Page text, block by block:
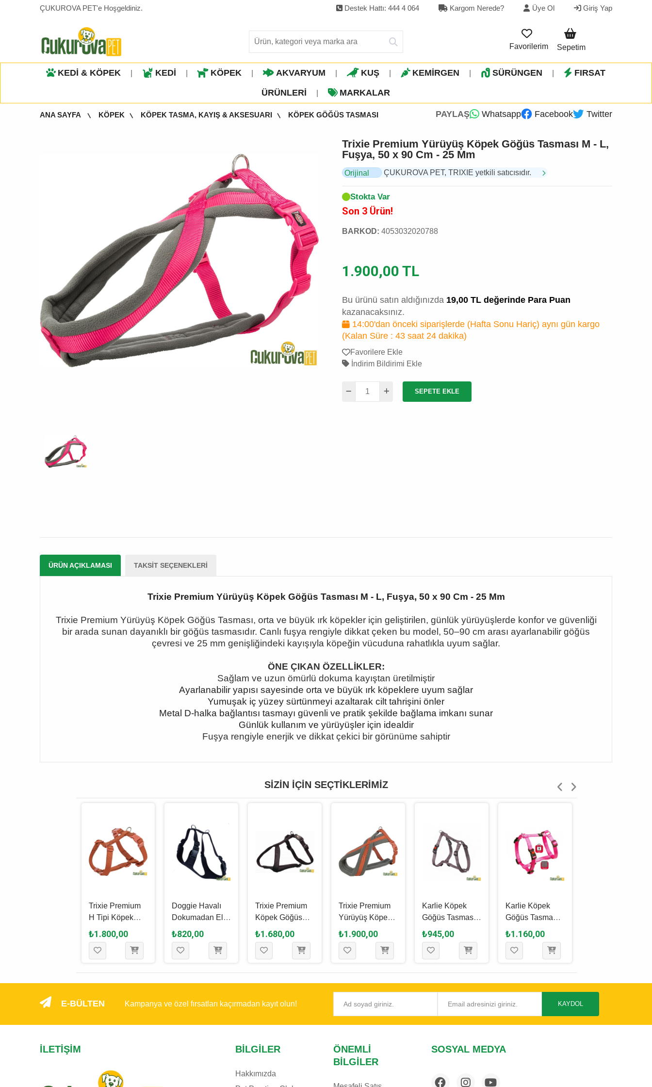
ÇUKUROVA PET'e Hoşgeldiniz. Destek Hattı: 444 4 064 Kargom Nerede? Üye Ol Giriş Yap
Favorilerim Sepetim
KEDİ & KÖPEK KEDİ KÖPEK AKVARYUM KUŞ KEMİRGEN SÜRÜNGEN FIRSAT
ÜRÜNLERI MARKALAR
ANA SAYFA KÖPEK KÖPEK TASMA, KAYIŞ & AKSESUARI KÖPEK GÖĞÜS TASMASI PAYLAŞ Whatsapp Facebook Twitter
Trixie Premium Yürüyüş Köpek Göğüs Tasması M - L,
Fuşya, 50 x 90 Cm - 25 Mm
Orijinal
ÇUKUROVA PET, TRIXIE yetkili satıcısıdır.
Stokta Var
Son 3 Ürün!
BARKOD: 4053032020788
1.900,00 TL
Bu ürünü satın aldığınızda 19,00 TL değerinde Para Puan
kazanacaksınız.
14:00'dan önceki siparişlerde (Hafta Sonu Hariç) aynı gün kargo
(Kalan Süre : 43 saat 24 dakika)
Favorilere Ekle
İndirim Bildirimi Ekle
SEPETE EKLE
ÜRÜN AÇIKLAMASI TAKSIT SEÇENEKLERI
Trixie Premium Yürüyüş Köpek Göğüs Tasması M - L, Fuşya, 50 x 90 Cm - 25 Mm
Trixie Premium Yürüyüş Köpek Göğüs Tasması, orta ve büyük ırk köpekler için geliştirilen, günlük yürüyüşlerde konfor ve güvenliği
bir arada sunan dayanıklı bir göğüs tasmasıdır. Canlı fuşya rengiyle dikkat çeken bu model, 50–90 cm arası ayarlanabilir göğüs
çevresi ve 25 mm genişliğindeki kayışıyla köpeğin vücuduna rahatlıkla uyum sağlar.
ÖNE ÇIKAN ÖZELLİKLER:
Sağlam ve uzun ömürlü dokuma kayıştan üretilmiştir
Ayarlanabilir yapısı sayesinde orta ve büyük ırk köpeklere uyum sağlar
Yumuşak iç yüzey sürtünmeyi azaltarak cilt tahrişini önler
Metal D-halka bağlantısı tasmayı güvenli ve pratik şekilde bağlama imkanı sunar
Günlük kullanım ve yürüyüşler için idealdir
Fuşya rengiyle enerjik ve dikkat çekici bir görünüme sahiptir
SIZIN İÇIN SEÇTIKLERIMIZ
Trixie Premium
H Tipi Köpek
Göğüs Tasması
L - XL, Pas
Rengi, 75 x 120
₺1.800,00
Doggie Havalı
Dokumadan El
Yapımı Köpek
Göğüs Tasması
Xl - 2.5 x 65 - 75
₺820,00
Trixie Premium
Köpek Göğüs
Tasması 55 - 70
Cm - 20 Mm - M
Si̇yah
₺1.680,00
Trixie Premium
Yürüyüş Köpek
Göğüs Tasması
M, Pas Rengi, 45
x 80 Cm - 25 Mm
₺1.900,00
Karlie Köpek
Göğüs Tasması
Gri M - 45 - 70
Cm
₺945,00
Karlie Köpek
Göğüs Tasma
Kilitli Xl 90 - 120
Cm Pembe
₺1.160,00
E-BÜLTEN Kampanya ve özel fırsatları kaçırmadan kayıt olun! KAYDOL
İLETIŞIM BILGILER
Hakkımızda
ÖNEMLI
BILGILER
SOSYAL MEDYA